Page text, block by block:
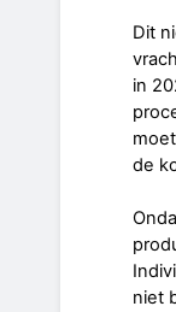
Dit
in
de
niet